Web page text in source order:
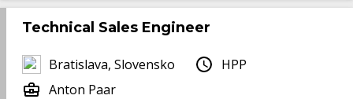
Technical Sales Engineer
Bratislava, Slovensko
HPP
Anton Paar